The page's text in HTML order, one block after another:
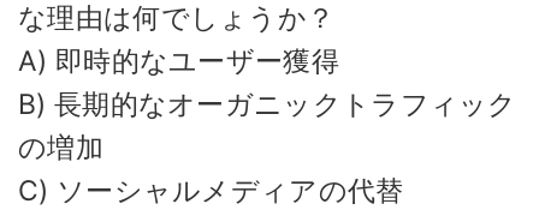
な理由は何でしょうか？
A) 即時的なユーザー獲得
B) 長期的なオーガニックトラフィック
の増加
C) ソーシャルメディアの代替